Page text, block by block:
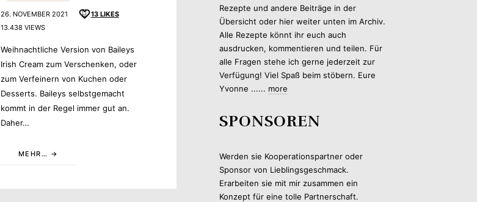
26. NOVEMBER 2021 13 LIKES
13.438 VIEWS
Weihnachtliche Version von Baileys
Irish Cream zum Verschenken, oder
zum Verfeinern von Kuchen oder
Desserts. Baileys selbstgemacht
kommt in der Regel immer gut an.
Daher…
MEHR…
Rezepte und andere Beiträge in der
Übersicht oder hier weiter unten im Archiv.
Alle Rezepte könnt ihr euch auch
ausdrucken, kommentieren und teilen. Für
alle Fragen stehe ich gerne jederzeit zur
Verfügung! Viel Spaß beim stöbern. Eure
Yvonne ...... more
SPONSOREN
Werden sie Kooperationspartner oder
Sponsor von Lieblingsgeschmack.
Erarbeiten sie mit mir zusammen ein
Konzept für eine tolle Partnerschaft.